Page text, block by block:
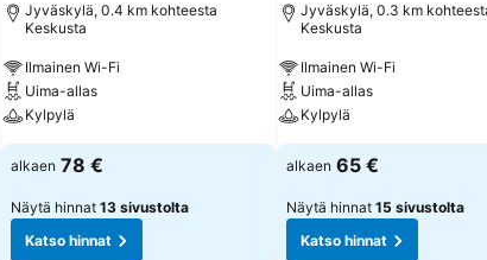
Jyväskylä, 0.4 km kohteesta
Keskusta
Ilmainen Wi-Fi
Uima-allas
Kylpylä
alkaen 78 €
Näytä hinnat 13 sivustolta
Katso hinnat
Jyväskylä, 0.3 km
Keskusta
Ilmainen Wi-Fi
Uima-allas
Kylpylä
alkaen 65 €
Näytä hinnat 15 sivustolta
Katso hinnat